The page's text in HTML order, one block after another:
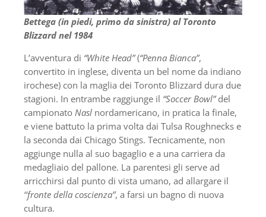
Bettega (in piedi, primo da sinistra) al Toronto
Blizzard nel 1984
L’avventura di “White Head”(“Penna Bianca”,
convertito in inglese, diventa un bel nome da indiano
irochese) con la maglia dei Toronto Blizzard dura due
stagioni. In entrambe raggiunge il “Soccer Bowl”del
campionato Nasl nordamericano, in pratica la finale,
e viene battuto la prima volta dai Tulsa Roughnecks e
la seconda dai Chicago Stings. Tecnicamente, non
aggiunge nulla al suo bagaglio e a una carriera da
medagliaio del pallone. La parentesi gli serve ad
arricchirsi dal punto di vista umano, ad allargare il
‘‘fronte della coscienza”, a farsi un bagno di nuova
cultura.